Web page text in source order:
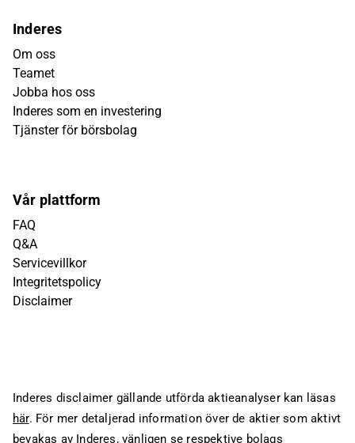
Inderes
Om oss
Teamet
Jobba hos oss
Inderes som en investering
Tjänster för börsbolag
Vår plattform
FAQ
Q&A
Servicevillkor
Integritetspolicy
Disclaimer
Inderes disclaimer gällande utförda aktieanalyser kan läsas
här. För mer detaljerad information över de aktier som aktivt
bevakas av Inderes, vänligen se respektive bolags